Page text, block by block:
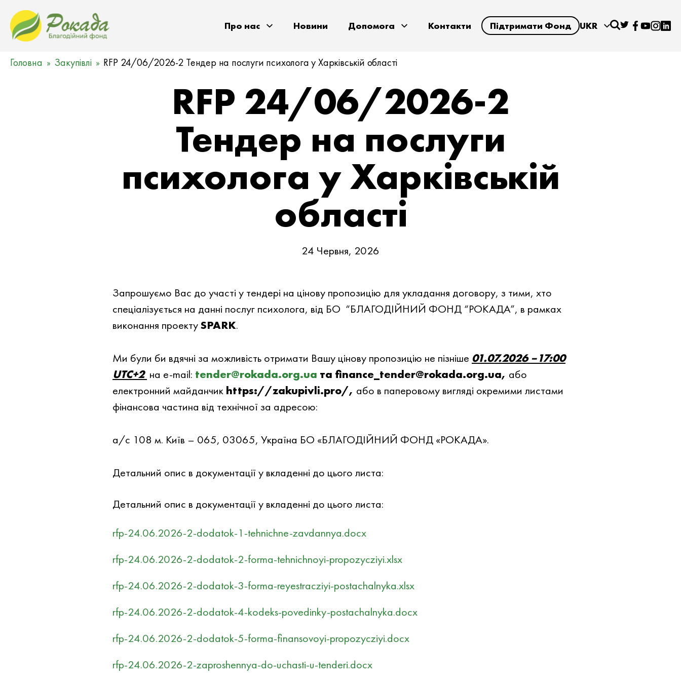
Про нас Новини Допомога Контакти Підтримати Фонд UKR
Головна Закупівлі RFP 24/06/2026-2 Тендер на послуги психолога у Харківській області
RFP 24/06/2026-2
Тендер на послуги
психолога у Харківській
області
24 Червня, 2026
Запрошуємо Вас до участi у тендері на цiнову пропозицiю для укладання договору, з тими, хто
спеціалізується на данні послуг психолога, вiд БО “БЛАГОДIЙНИЙ ФОНД “РОКАДА”, в рамках
виконання проектуSPARK.
Ми були би вдячнi за можливiсть отримати Вашу цiнову пропозицiю не пiзнiше 01.07.2026 –17:00
UTC+2 на e-mail: tender@rokada.org.ua та finance_tender@rokada.org.ua, або
електронний майданчик https://zakupivli.pro/, або в паперовому вигляді окремими листами
фінансова частина від технічної за адресою:
а/с 108 м. Київ – 065, 03065, Україна БО «БЛАГОДІЙНИЙ ФОНД «РОКАДА».
Детальний опис в документацiї у вкладеннi до цього листа:
Детальний опис в документацiї у вкладеннi до цього листа:
rfp-24.06.2026-2-dodatok-1-tehnichne-zavdannya.docx
rfp-24.06.2026-2-dodatok-2-forma-tehnichnoyi-propozycziyi.xlsx
rfp-24.06.2026-2-dodatok-3-forma-reyestracziyi-postachalnyka.xlsx
rfp-24.06.2026-2-dodatok-4-kodeks-povedinky-postachalnyka.docx
rfp-24.06.2026-2-dodatok-5-forma-finansovoyi-propozycziyi.docx
rfp-24.06.2026-2-zaproshennya-do-uchasti-u-tenderi.docx